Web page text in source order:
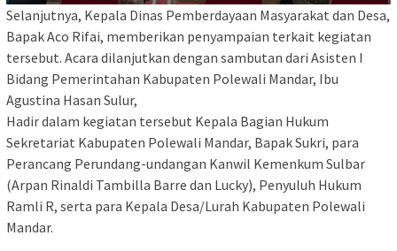
Selanjutnya, Kepala Dinas Pemberdayaan Masyarakat dan Desa,
Bapak Aco Rifai, memberikan penyampaian terkait kegiatan
tersebut. Acara dilanjutkan dengan sambutan dari Asisten I
Bidang Pemerintahan Kabupaten Polewali Mandar, Ibu
Agustina Hasan Sulur,
Hadir dalam kegiatan tersebut Kepala Bagian Hukum
Sekretariat Kabupaten Polewali Mandar, Bapak Sukri, para
Perancang Perundang-undangan Kanwil Kemenkum Sulbar
(Arpan Rinaldi Tambilla Barre dan Lucky), Penyuluh Hukum
Ramli R, serta para Kepala Desa/Lurah Kabupaten Polewali
Mandar.